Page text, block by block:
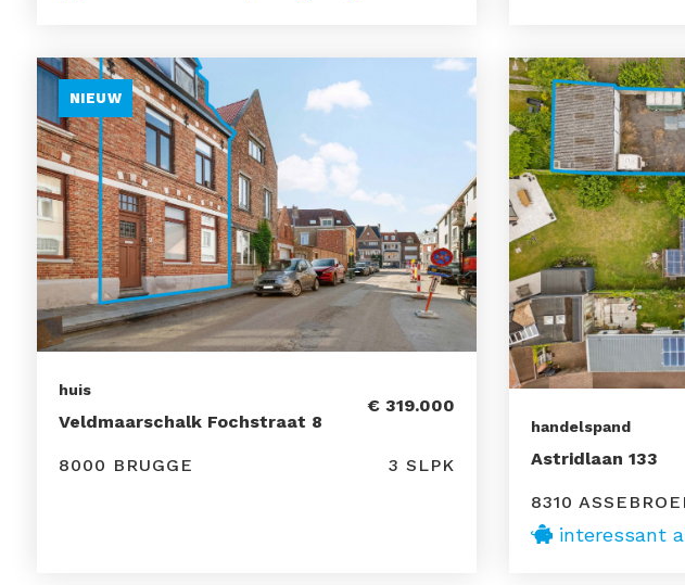
NIEUW
huis
Veldmaarschalk Fochstraat 8
€ 319.000
8000 BRUGGE 3 SLPK
handelspand
Astridlaan 133
8310
interessant